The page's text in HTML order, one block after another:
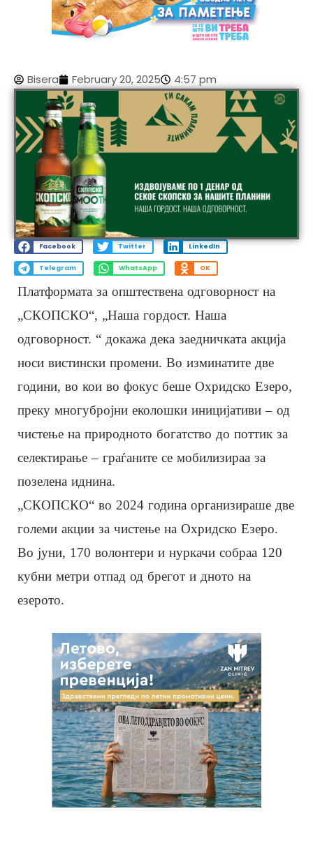
Bisera February 20, 2025 4:57 pm
Facebook Twitter LinkedIn
Telegram WhatsApp OK
Платформата за општествена одговорност на
„СКОПСКО“, „Наша гордост. Наша
одговорност. “ докажа дека заедничката акција
носи вистински промени. Во изминатите две
години, во кои во фокус беше Охридско Езеро,
преку многубројни еколошки иницијативи – од
чистење на природното богатство до поттик за
селектирање – граѓаните се мобилизираа за
позелена иднина.
„СКОПСКО“ во 2024 година организираше две
големи акции за чистење на Охридско Езеро.
Во јуни, 170 волонтери и нуркачи собраа 120
кубни метри отпад од брегот и дното на
езерото.